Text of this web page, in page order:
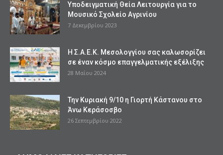
Υποδειγματική Θεία Λειτουργία για το
Μουσικό Σχολείο Αγρινίου
7 Δεκεμβρίου 2023
Η Σ.Α.Ε.Κ. Μεσολογγίου σας καλωσορίζει
σε έναν κόσμο επαγγελματικής εξέλιξης
28 Μαΐου 2024
Την Κυριακή 9/10 η Γιορτή Κάστανου στο
Άνω Κεράσοσβο
26 Σεπτεμβρίου 2022